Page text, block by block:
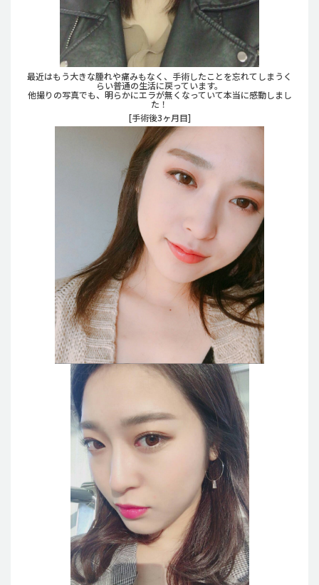
最近はもう大きな腫れや痛みもなく、手術したことを忘れてしまうく
らい普通の生活に戻っています。
他撮りの写真でも、明らかにエラが無くなっていて本当に感動しまし
た！
[手術後3ヶ月目]